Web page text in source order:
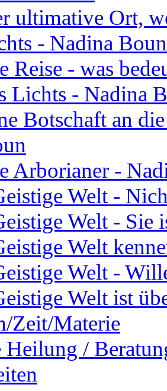
ultimative Ort,
- Nadina Boun
Reise - was
Lichts - Nadina
Botschaft an
Arborianer -
Welt -
Welt - Sie
Welt
Welt -
Welt ist
Zeit/Materie
Heilung /